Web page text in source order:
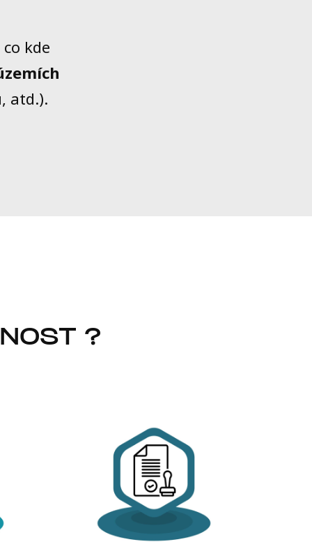
kde
atd.).
?